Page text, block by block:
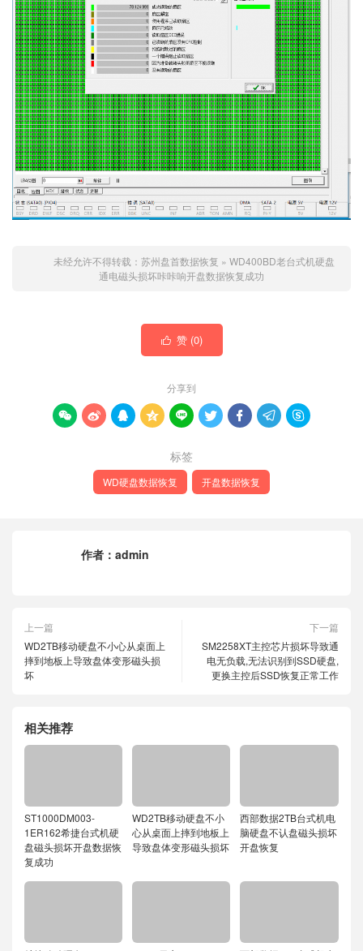
未经允许不得转载： 苏州盘首数据恢复 » WD400BD老台式机硬盘
通电磁头损坏咔咔响开盘数据恢复成功
 赞 (0)
分享到
        
标签
WD硬盘数据恢复 开盘数据恢复
作者： admin
上一篇
WD2TB移动硬盘不小心从桌面上
摔到地板上导致盘体变形磁头损
坏
下一篇
SM2258XT主控芯片损坏导致通
电无负载,无法识别到SSD硬盘,
更换主控后SSD恢复正常工作
相关推荐
ST1000DM003-
1ER162希捷台式机硬
盘磁头损坏开盘数据恢
复成功
WD2TB移动硬盘不小
心从桌面上摔到地板上
导致盘体变形磁头损坏
西部数据2TB台式机电
脑硬盘不认盘磁头损坏
开盘恢复